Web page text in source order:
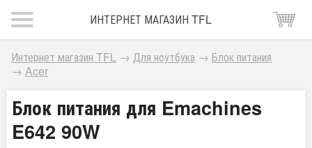
ИНТЕРНЕТ МАГАЗИН TFL
Интернет магазин TFL → Для ноутбука → Блок питания
→ Acer
Блок питания для Emachines
E642 90W